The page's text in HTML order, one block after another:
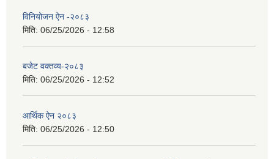
विनियोजन ऐन -२०८३
मिति: 06/25/2026 - 12:58
बजेट वक्तव्य-२०८३
मिति: 06/25/2026 - 12:52
आर्थिक ऐन २०८३
मिति: 06/25/2026 - 12:50